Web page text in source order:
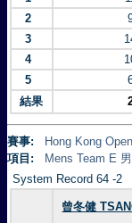
2
3
4
5
結果
賽事:
Hong Kong
項目:
Mens Team E
System Record 64 -2
曾冬健